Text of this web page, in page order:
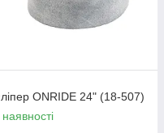
ONRIDE 24" (18-507)